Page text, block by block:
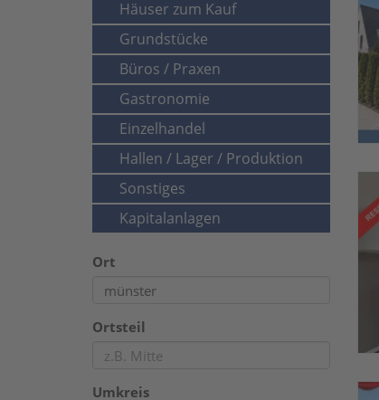
Häuser zum Kauf
Grundstücke
Büros / Praxen
Gastronomie
Einzelhandel
Hallen / Lager / Produktion
Sonstiges
Kapitalanlagen
Ort
Ortsteil
Umkreis